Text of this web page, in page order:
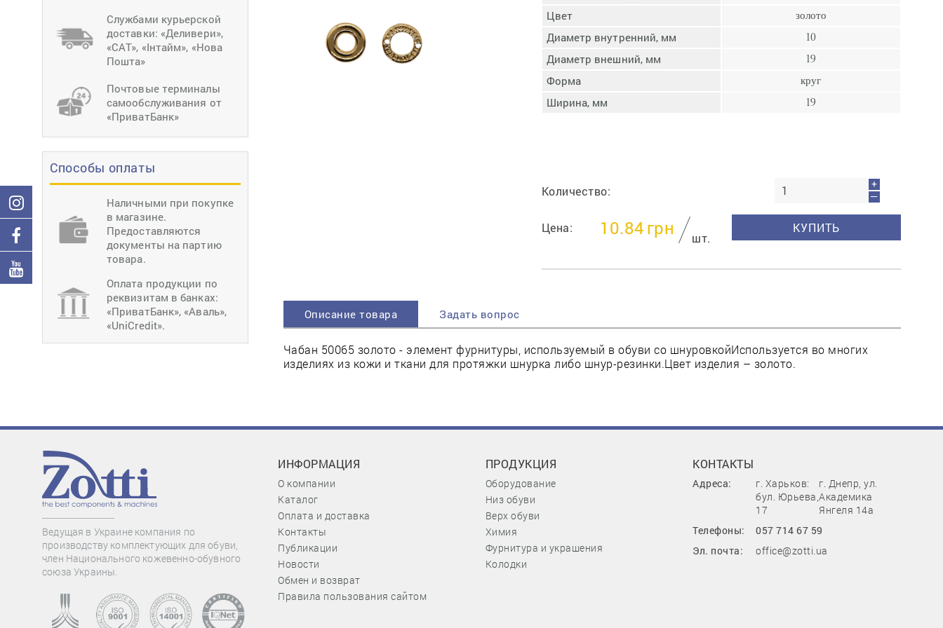
оборудование
Загибка деталей
Увлажнение пятки
Затяжка пяточной
части
пресс
Иглы
Службами курьерской
доставки: «Деливери»,
«САТ», «Інтайм», «Нова
Пошта»
Почтовые терминалы
самообслуживания от
«ПриватБанк»
Способы оплаты
Наличными при покупке
в магазине.
Предоставляются
документы на партию
товара.
Оплата продукции по
реквизитам в банках:
«ПриватБанк», «Аваль»,
«UniCredit».
Цвет золото
Диаметр внутренний, мм 10
Диаметр внешний, мм 19
Форма круг
Ширина, мм 19
Количество:
+
—
Цена: 10.84грн шт.
КУПИТЬ
Описание товара Задать вопрос
Чабан 50065 золото - элемент фурнитуры, используемый в обуви со шнуровкойИспользуется во многих
изделиях из кожи и ткани для протяжки шнурка либо шнур-резинки.Цвет изделия – золото.
Ведущая в Украине компания по
производству комплектующих для обуви,
член Национального кожевенно-обувного
союза Украины.
ИНФОРМАЦИЯ
О компании
Каталог
Оплата и доставка
Контакты
Публикации
Новости
Обмен и возврат
Правила пользования сайтом
ПРОДУКЦИЯ
Оборудование
Низ обуви
Верх обуви
Химия
Фурнитура и украшения
Колодки
КОНТАКТЫ
Адреса:
г. Харьков:
бул. Юрьева,
17
г. Днепр, ул.
Академика
Янгеля 14а
Телефоны:
057 714 67 59
Эл. почта:
office@zotti.ua